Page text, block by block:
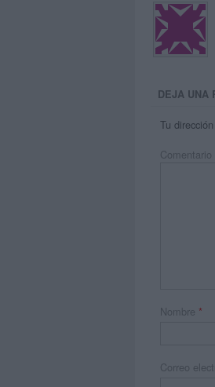
DEJA UNA
Tu
Comentario
Nombre *
Correo